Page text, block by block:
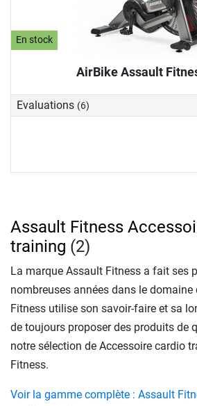
En stock
AirBike Assault
Evaluations (6)
Assault Fitness
training (2)
La marque Assault Fitness a fait ses
nombreuses années dans le
Fitness utilise son savoir-faire et sa
de toujours proposer des produits de
notre sélection de Accessoire cardio
Fitness.
Voir la gamme complète : Assault